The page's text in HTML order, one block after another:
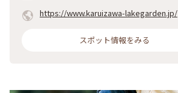
https://www.karuizawa-lakegarden.jp/
スポット情報をみる